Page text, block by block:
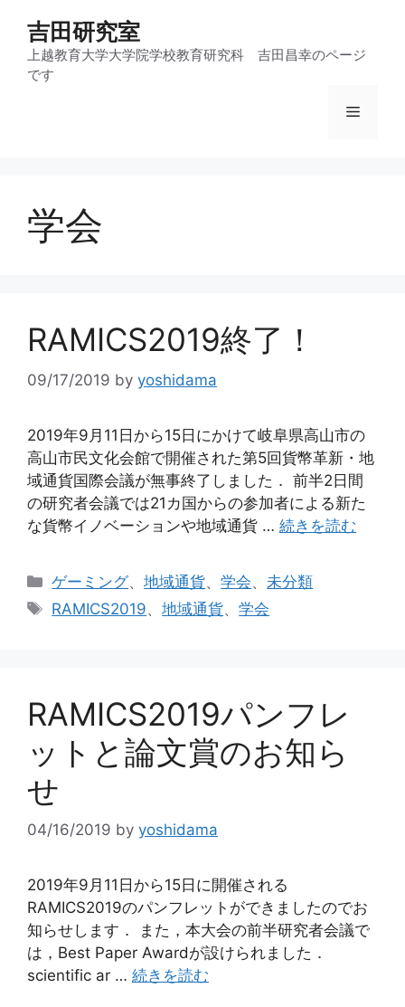
吉田研究室
上越教育大学大学院学校教育研究科 吉田昌幸のページ
です
メ
学会
RAMICS2019終了！
09/17/2019 by yoshidama
2019年9月11日から15日にかけて岐阜県高山市の
高山市民文化会館で開催された第5回貨幣革新・地
域通貨国際会議が無事終了しました． 前半2日間
の研究者会議では21カ国からの参加者による新た
な貨幣イノベーションや地域通貨 … 続きを読む
カ
テ
ゲーミング、地域通貨、学会、 未分類
タ
RAMICS2019、地域通貨、学会
RAMICS2019パンフレ
ットと論文賞のお知ら
せ
04/16/2019 by yoshidama
2019年9月11日から15日に開催される
RAMICS2019のパンフレットができましたのでお
知らせします． また，本大会の前半研究者会議で
は，Best Paper Awardが設けられました．
scientific ar … 続きを読む